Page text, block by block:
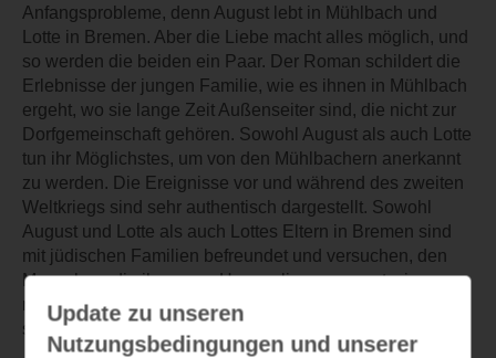
Anfangsprobleme, denn August lebt in Mühlbach und
Lotte in Bremen. Aber die Liebe macht alles möglich, und
so werden die beiden ein Paar. Der Roman schildert die
Erlebnisse der jungen Familie, wie es ihnen in Mühlbach
ergeht, wo sie lange Zeit Außenseiter sind, die nicht zur
Dorfgemeinschaft gehören. Sowohl August als auch Lotte
tun ihr Möglichstes, um von den Mühlbachern anerkannt
zu werden. Die Ereignisse vor und während des zweiten
Weltkriegs sind sehr authentisch dargestellt. Sowohl
August und Lotte als auch Lottes Eltern in Bremen sind
mit jüdischen Familien befreundet und versuchen, den
Menschen, die ihnen am Herzen liegen, so gut wie
möglich zu helfen, aber nicht immer gelingt dies, ohne
sich selbst verdächtig zu machen.
Update zu unseren
Nutzungsbedingungen und unserer